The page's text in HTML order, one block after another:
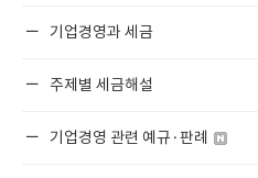
기업경영과 세금
주제별 세금해설
기업경영 관련 예규·판례